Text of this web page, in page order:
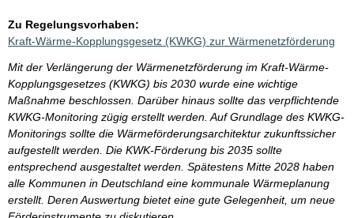
Zu Regelungsvorhaben:
Kraft-Wärme-Kopplungsgesetz (KWKG) zur Wärmenetzförderung
Mit der Verlängerung der Wärmenetzförderung im Kraft-Wärme-
Kopplungsgesetzes (KWKG) bis 2030 wurde eine wichtige
Maßnahme beschlossen. Darüber hinaus sollte das verpflichtende
KWKG-Monitoring zügig erstellt werden. Auf Grundlage des KWKG-
Monitorings sollte die Wärmeförderungsarchitektur zukunftssicher
aufgestellt werden. Die KWK-Förderung bis 2035 sollte
entsprechend ausgestaltet werden. Spätestens Mitte 2028 haben
alle Kommunen in Deutschland eine kommunale Wärmeplanung
erstellt. Deren Auswertung bietet eine gute Gelegenheit, um neue